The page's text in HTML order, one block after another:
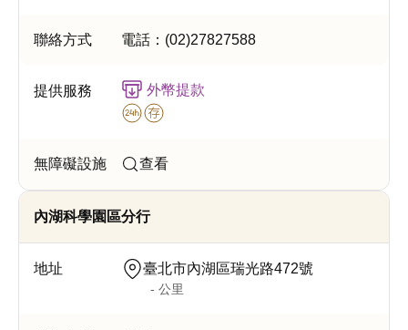
電話： (02)27827588
外幣提款
查看
內湖科學園區分行
臺北市內湖區瑞光路472號
- 公里